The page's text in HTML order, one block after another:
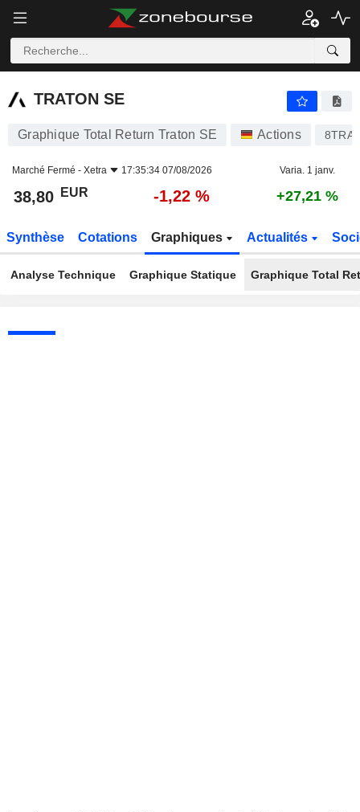
TRATON SE
TRATON SE
Graphique Total Return Traton SE Actions 8TRA
Marché Fermé - Xetra 17:35:34 07/08/2026 Varia. 1 janv.
38,80 EUR -1,22 % +27,21 %
Synthèse Cotations Graphiques Actualités
Analyse Technique Graphique Statique Graphique Total